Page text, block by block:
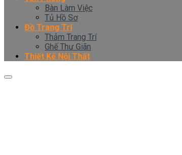
Bàn Làm Việc
Tủ Hồ Sơ
Đồ Trang Trí
Thảm Trang Trí
Ghế Thư Giãn
Thiết Kế Nội Thất